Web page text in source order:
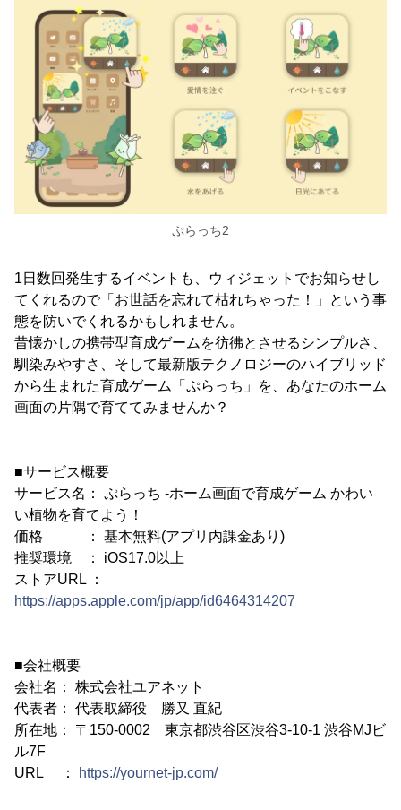
ぷらっち2
1日数回発生するイベントも、ウィジェットでお知らせし
てくれるので「お世話を忘れて枯れちゃった！」という事
態を防いでくれるかもしれません。
昔懐かしの携帯型育成ゲームを彷彿とさせるシンプルさ、
馴染みやすさ、そして最新版テクノロジーのハイブリッド
から生まれた育成ゲーム「ぷらっち」を、あなたのホーム
画面の片隅で育ててみませんか？
■サービス概要
サービス名： ぷらっち -ホーム画面で育成ゲーム かわい
い植物を育てよう！
価格 ： 基本無料(アプリ内課金あり)
推奨環境 ： iOS17.0以上
ストアURL ：
https://apps.apple.com/jp/app/id6464314207
■会社概要
会社名： 株式会社ユアネット
代表者： 代表取締役 勝又 直紀
所在地： 〒150-0002 東京都渋谷区渋谷3-10-1 渋谷MJビ
ル7F
URL ：
https://yournet-jp.com/